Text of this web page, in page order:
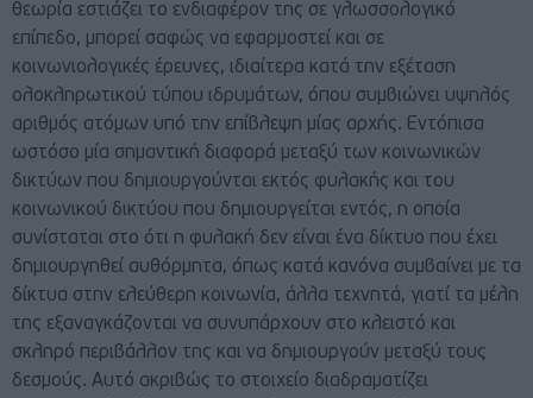
θεωρία εστιάζει το ενδιαφέρον της σε γλωσσολογικό
επίπεδο, μπορεί σαφώς να εφαρμοστεί και σε
κοινωνιολογικές έρευνες, ιδιαίτερα κατά την εξέταση
ολοκληρωτικού τύπου ιδρυμάτων, όπου συμβιώνει υψηλός
αριθμός ατόμων υπό την επίβλεψη μίας αρχής. Εντόπισα
ωστόσο μία σημαντική διαφορά μεταξύ των κοινωνικών
δικτύων που δημιουργούνται εκτός φυλακής και του
κοινωνικού δικτύου που δημιουργείται εντός, η οποία
συνίσταται στο ότι η φυλακή δεν είναι ένα δίκτυο που έχει
δημιουργηθεί αυθόρμητα, όπως κατά κανόνα συμβαίνει με τα
δίκτυα στην ελεύθερη κοινωνία, άλλα τεχνητά, γιατί τα μέλη
της εξαναγκάζονται να συνυπάρχουν στο κλειστό και
σκληρό περιβάλλον της και να δημιουργούν μεταξύ τους
δεσμούς. Αυτό ακριβώς το στοιχείο διαδραματίζει